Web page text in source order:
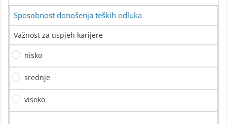
Sposobnost donošenja teških odluka
Važnost za uspjeh karijere
nisko
srednje
visoko